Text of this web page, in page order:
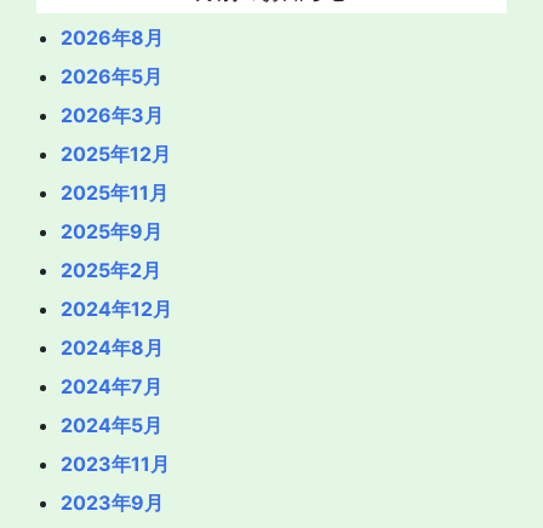
2026年8月
2026年5月
2026年3月
2025年12月
2025年11月
2025年9月
2025年2月
2024年12月
2024年8月
2024年7月
2024年5月
2023年11月
2023年9月